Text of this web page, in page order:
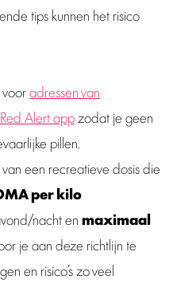
tips kunnen het risico
adressen van
Alert appzodat je geen
pillen.
een recreatieve dosis die
per kilo
nacht enmaximaal
je aan deze richtlijn te
en risico’s zo veel